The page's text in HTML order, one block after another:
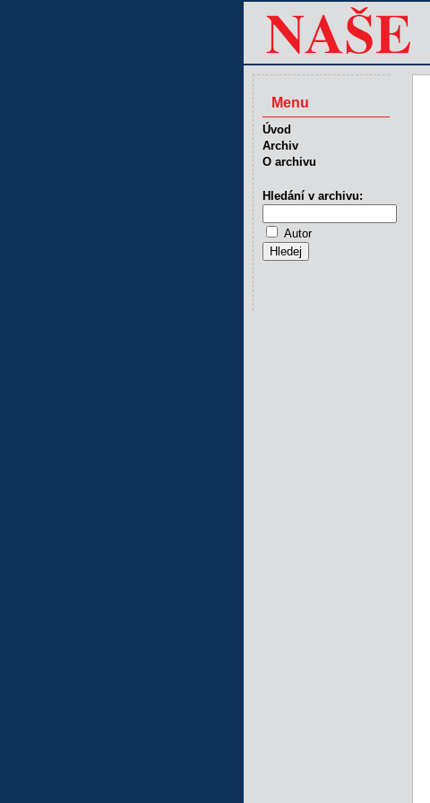
Menu
Úvod
Archiv
O archivu
Hledání v archivu:
Autor